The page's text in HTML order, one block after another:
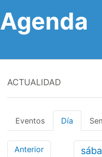
Agenda
ACTUALIDAD
Eventos Día
Anterior